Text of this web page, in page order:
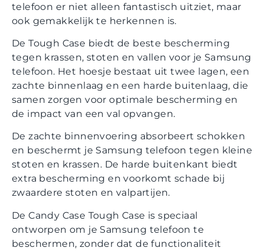
telefoon er niet alleen fantastisch uitziet, maar
ook gemakkelijk te herkennen is.
De Tough Case biedt de beste bescherming
tegen krassen, stoten en vallen voor je Samsung
telefoon. Het hoesje bestaat uit twee lagen, een
zachte binnenlaag en een harde buitenlaag, die
samen zorgen voor optimale bescherming en
de impact van een val opvangen.
De zachte binnenvoering absorbeert schokken
en beschermt je Samsung telefoon tegen kleine
stoten en krassen. De harde buitenkant biedt
extra bescherming en voorkomt schade bij
zwaardere stoten en valpartijen.
De Candy Case Tough Case is speciaal
ontworpen om je Samsung telefoon te
beschermen, zonder dat de functionaliteit